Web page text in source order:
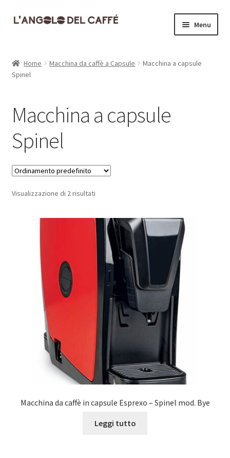
Vai
Vai
Menu
Carrello
Contatti
Home Macchina da caffè a Capsule
Macchina a capsule
Spinel
Macchina a capsule
Spinel
Visualizzazione di 2 risultati
Macchina da caffè in capsule Esprexo – Spinel mod. Bye
Leggi tutto